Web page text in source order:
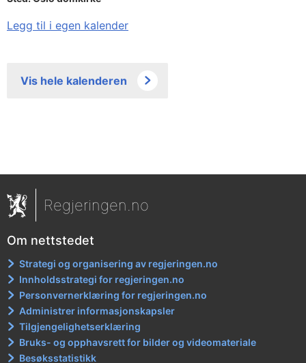
Legg til i egen kalender
Vis hele kalenderen
Regjeringen.no
Om nettstedet
Strategi og organisering av regjeringen.no
Innholdsstrategi for regjeringen.no
Personvernerklæring for regjeringen.no
Administrer informasjonskapsler
Tilgjengelighetserklæring
Bruks- og opphavsrett for bilder og videomateriale
Besøksstatistikk